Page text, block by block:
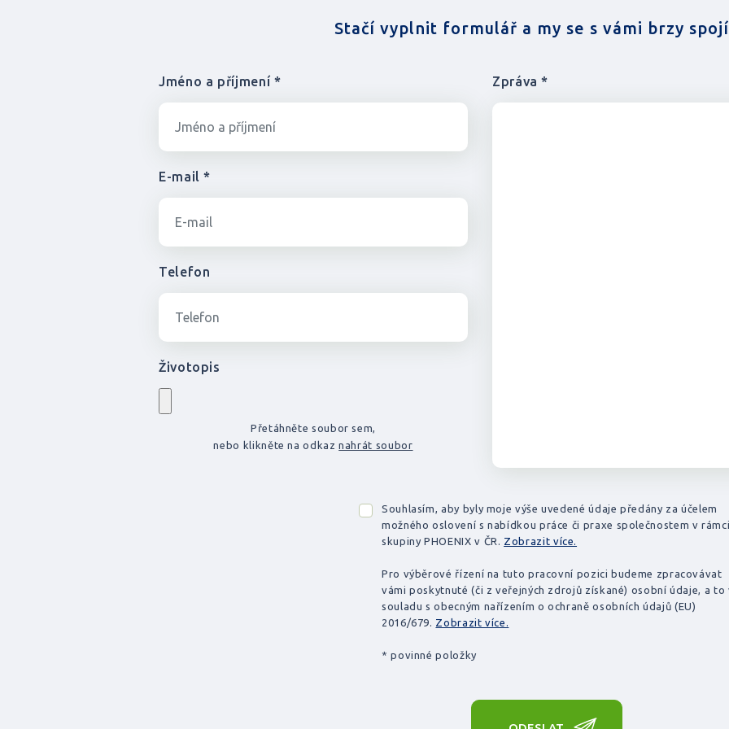
Stačí vyplnit formulář a my se s vámi brzy
Jméno a příjmení *
E-mail *
Telefon
Životopis
Přetáhněte soubor sem,
nebo klikněte na odkaznahrát soubor
Zpráva *
Souhlasím, aby byly moje výše uvedené údaje předány za účelem
možného oslovení s nabídkou práce či praxe společnostem v
skupiny PHOENIX v ČR. Zobrazit více.
Pro výběrové řízení na tuto pracovní pozici budeme zpracovávat
vámi poskytnuté (či z veřejných zdrojů získané) osobní údaje, a to
souladu s obecným nařízením o ochraně osobních údajů (EU)
2016/679. Zobrazit více.
* povinné položky